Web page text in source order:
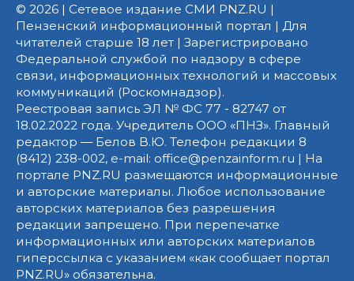
© 2026 | Сетевое издание СМИ PNZ.RU |
Пензенский информационный портал | Для
читателей старше 18 лет | Зарегистрировано
Федеральной службой по надзору в сфере
связи, информационных технологий и массовых
коммуникаций (Роскомнадзор).
Реестровая запись ЭЛ № ФС 77 - 82747 от
18.02.2022 года. Учредитель ООО «ПНЗ». Главный
редактор — Белов В.Ю. Телефон редакции 8
(8412) 238-002, e-mail: office@penzainform.ru | На
портале PNZ.RU размещаются информационные
и авторские материалы. Любое использование
авторских материалов без разрешения
редакции запрещено. При перепечатке
информационных или авторских материалов
гиперссылка с указанием «как сообщает портал
PNZ.RU» обязательна.